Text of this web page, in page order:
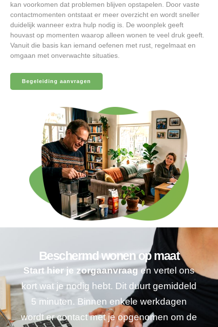
kan voorkomen dat problemen blijven opstapelen. Door vaste
contactmomenten ontstaat er meer overzicht en wordt sneller
duidelijk wanneer extra hulp nodig is. De woonplek geeft
houvast op momenten waarop alleen wonen te veel druk geeft.
Vanuit die basis kan iemand oefenen met rust, regelmaat en
omgaan met onverwachte situaties.
Begeleiding aanvragen
Beschermd wonen op maat
Start hier je zorgaanvraagen vertel ons
kort wat je nodig hebt. Dit duurt gemiddeld
5 minuten. Binnen enkele werkdagen
wordt er contact met je opgenomen om de